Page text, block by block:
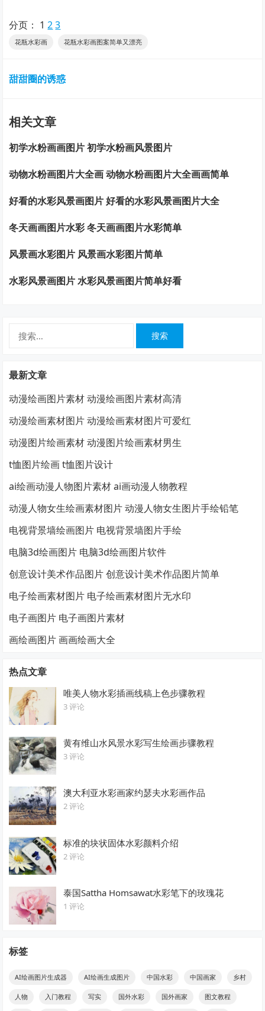
分页： 1 2 3
花瓶水彩画 花瓶水彩画图案简单又漂亮
甜甜圈的诱惑
相关文章
初学水粉画画图片 初学水粉画风景图片
动物水粉画图片大全画 动物水粉画图片大全画画简单
好看的水彩风景画图片 好看的水彩风景画图片大全
冬天画画图片水彩 冬天画画图片水彩简单
风景画水彩图片 风景画水彩图片简单
水彩风景画图片 水彩风景画图片简单好看
最新文章
动漫绘画图片素材 动漫绘画图片素材高清
动漫绘画素材图片 动漫绘画素材图片可爱红
动漫图片绘画素材 动漫图片绘画素材男生
t恤图片绘画 t恤图片设计
ai绘画动漫人物图片素材 ai画动漫人物教程
动漫人物女生绘画素材图片 动漫人物女生图片手绘铅笔
电视背景墙绘画图片 电视背景墙图片手绘
电脑3d绘画图片 电脑3d绘画图片软件
创意设计美术作品图片 创意设计美术作品图片简单
电子绘画素材图片 电子绘画素材图片无水印
电子画图片 电子画图片素材
画绘画图片 画画绘画大全
热点文章
唯美人物水彩插画线稿上色步骤教程
3 评论
黄有维山水风景水彩写生绘画步骤教程
3 评论
澳大利亚水彩画家约瑟夫水彩画作品
2 评论
标准的块状固体水彩颜料介绍
2 评论
泰国Sattha Homsawat水彩笔下的玫瑰花
1 评论
标签
AI绘画图片生成器 AI绘画生成图片 中国水彩 中国画家 乡村
人物 入门教程 写实 国外水彩 国外画家 图文教程